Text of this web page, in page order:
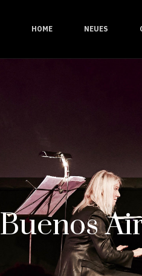
HOME NEUES
Buenos